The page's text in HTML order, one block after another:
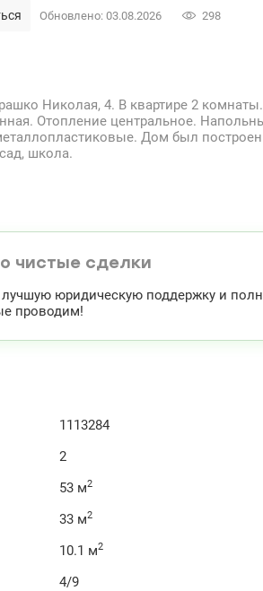
Обновлено: 03.08.2026 298
Николая, 4. В квартире 2
Отопление центральное.
Дом был построен
школа.
чистые сделки
юридическую поддержку и
проводим!
1113284
2
53 м2
33 м2
10.1 м2
4/9